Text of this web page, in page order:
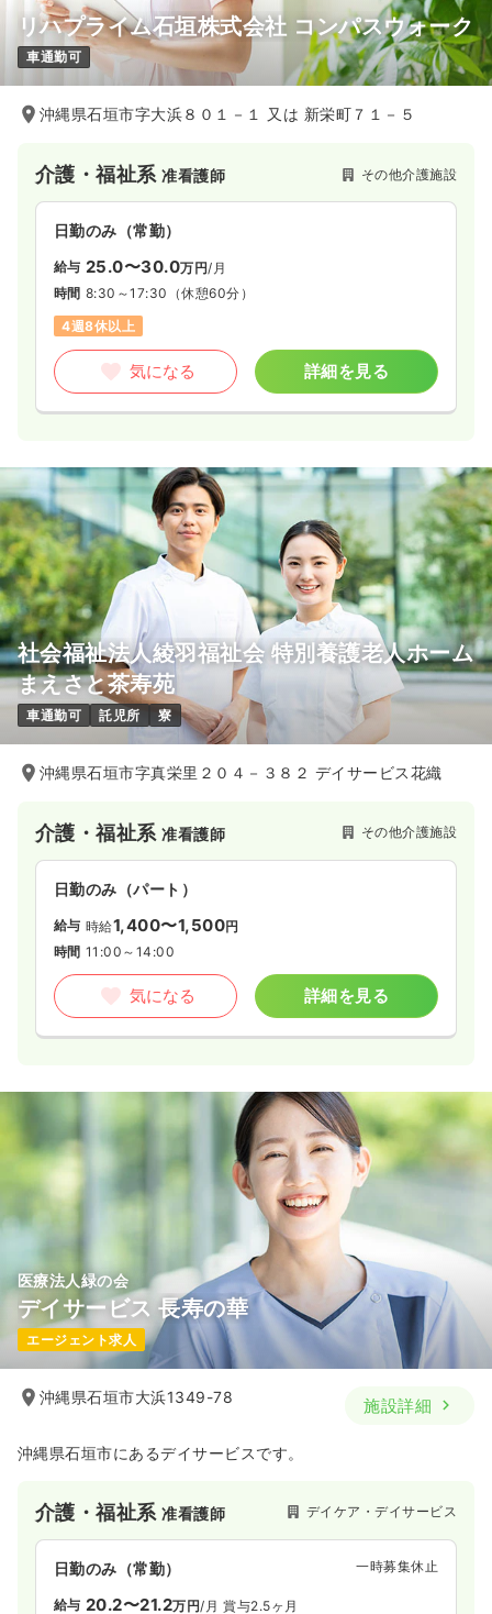
リハプライム石垣株式会社 コンパスウォーク
車通勤可
沖縄県石垣市字大浜８０１－１ 又は 新栄町７１－５
介護・福祉系准看護師 その他介護施設
日勤のみ（常勤）
給与 25.0〜30.0万円/月
時間 8:30～17:30 （休憩60分）
4週8休以上
気になる 詳細を見る
社会福祉法人綾羽福祉会 特別養護老人ホーム
まえさと茶寿苑
車通勤可 託児所 寮
沖縄県石垣市字真栄里２０４－３８２ デイサービス花織
介護・福祉系准看護師 その他介護施設
日勤のみ（パート）
給与 時給1,400〜1,500円
時間 11:00～14:00
気になる 詳細を見る
医療法人緑の会
デイサービス 長寿の華
エージェント求人
沖縄県石垣市大浜1349-78 施設詳細
沖縄県石垣市にあるデイサービスです。
介護・福祉系准看護師 デイケア・デイサービス
日勤のみ（常勤） 一時募集休止
給与 20.2〜21.2万円/月 賞与2.5ヶ月